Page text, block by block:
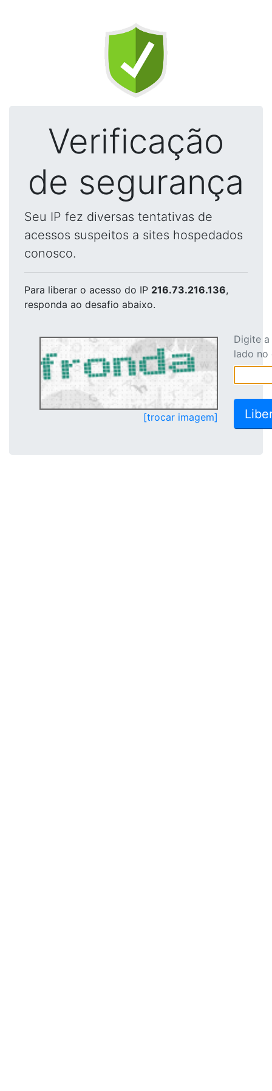
Verificação
de segurança
Seu IP fez diversas tentativas de
acessos suspeitos a sites hospedados
conosco.
Para liberar o acesso do IP 216.73.216.136,
responda ao desafio abaixo.
[trocar imagem]
Digite
lado no